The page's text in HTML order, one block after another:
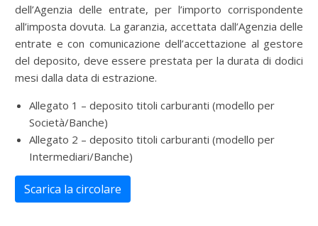
dell’Agenzia delle entrate, per l’importo corrispondente
all’imposta dovuta. La garanzia, accettata dall’Agenzia delle
entrate e con comunicazione dell’accettazione al gestore
del deposito, deve essere prestata per la durata di dodici
mesi dalla data di estrazione.
Allegato 1 – deposito titoli carburanti (modello per
Società/Banche)
Allegato 2 – deposito titoli carburanti (modello per
Intermediari/Banche)
Scarica la circolare